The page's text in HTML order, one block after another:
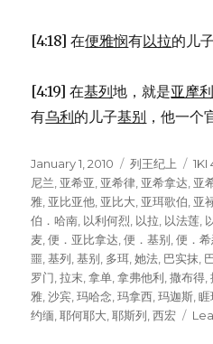
[4:18] 在便雅悯有以拉的儿
[4:19] 在基列地，就是亚摩
有乌利的儿子基别 ，他一个
Posted
on
January 1, 2010 Categories
列王纪上 1KI
尼兰 亚希亚 亚希律 亚希拿达 亚
雅 亚比亚他 亚比大 亚珥歌伯 亚
伯．哈南 以利何烈 以拉 以法莲
麦 ,便．亚比拿达 ,便．基别 ,便．希
噩 ,基列 ,基别 多珥 ,她法 巴实抹
罗门 ,拉末 ,拿单 ,拿弗他利 ,撒布得 ,
雅 ,沙宾 ,玛哈念 ,玛拿西 ,玛迦斯 ,睚
约缅 ,耶何耶大 ,耶斯列 ,西宏